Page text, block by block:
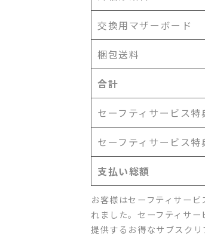
交換用マザーボード
梱包送料
合計
セーフティサービス
セーフティサービス
支払い総額
お客様はセーフティサー
れました。セーフティサ
提供するお得なサブスクリ